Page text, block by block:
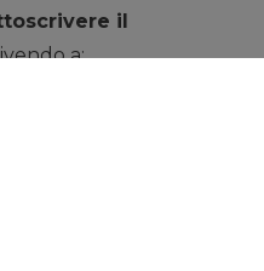
il
a: